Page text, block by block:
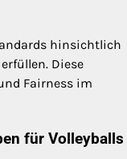
hinsichtlich
Diese
Fairness im
für Volleyballs